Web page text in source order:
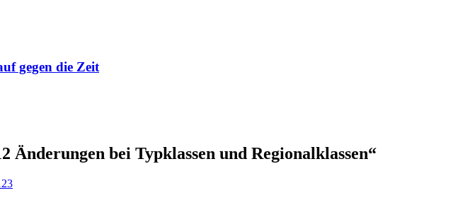
gegen die Zeit
Änderungen bei Typklassen und Regionalklassen“